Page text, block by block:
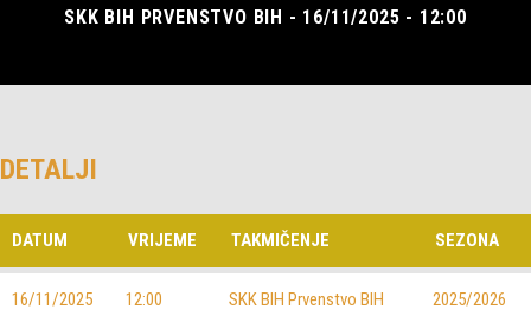
SKK BIH PRVENSTVO BIH - 16/11/2025 - 12:00
DETALJI
DATUM VRIJEME TAKMIČENJE SEZONA
16/11/2025 12:00 SKK BIH Prvenstvo BIH 2025/2026